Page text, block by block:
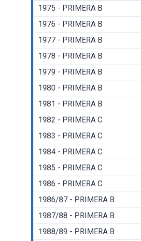
1975 - PRIMERA B
1976 - PRIMERA B
1977 - PRIMERA B
1978 - PRIMERA B
1979 - PRIMERA B
1980 - PRIMERA B
1981 - PRIMERA B
1982 - PRIMERA C
1983 - PRIMERA C
1984 - PRIMERA C
1985 - PRIMERA C
1986 - PRIMERA C
1986/87 - PRIMERA B
1987/88 - PRIMERA B
1988/89 - PRIMERA B